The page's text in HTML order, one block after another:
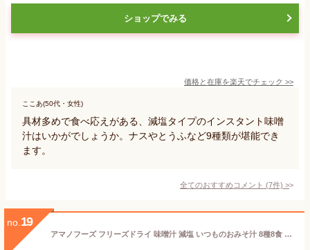
ショップでみる
価格と在庫を楽天でチェック >>
ここあ(50代・女性)
具材多めで食べ応えがある、減塩タイプのインスタント味噌
汁はいかがでしょうか。ナスやとうふなど9種類が堪能でき
ます。
全てのおすすめコメント (7件) >
no. 19
アマノフーズ フリーズドライ 味噌汁 減塩 いつものおみそ汁 8種8食 詰め合わせ セット 【 メール便 送料無料 】 減塩味噌汁 即席みそ汁 インスタント味噌汁 お試し 食品 備蓄 常温保存 ご飯のお供 和食 父の日 2026 プチギフト お礼